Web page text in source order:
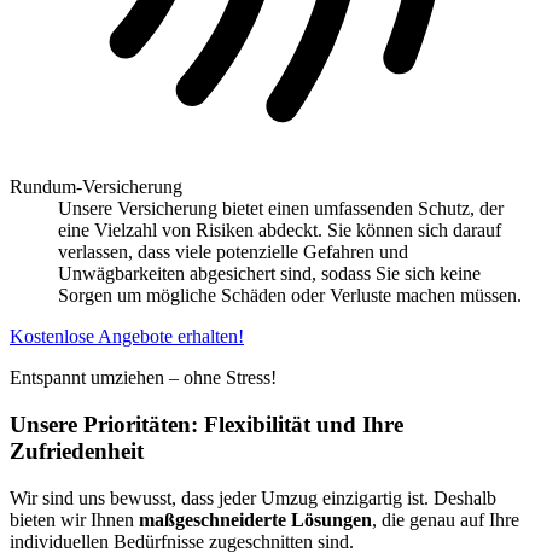
Rundum-Versicherung
Unsere Versicherung bietet einen umfassenden Schutz, der
eine Vielzahl von Risiken abdeckt. Sie können sich darauf
verlassen, dass viele potenzielle Gefahren und
Unwägbarkeiten abgesichert sind, sodass Sie sich keine
Sorgen um mögliche Schäden oder Verluste machen müssen.
Kostenlose Angebote erhalten!
Entspannt umziehen – ohne Stress!
Unsere Prioritäten: Flexibilität und Ihre
Zufriedenheit
Wir sind uns bewusst, dass jeder Umzug einzigartig ist. Deshalb
bieten wir Ihnen maßgeschneiderte Lösungen, die genau auf Ihre
individuellen Bedürfnisse zugeschnitten sind.